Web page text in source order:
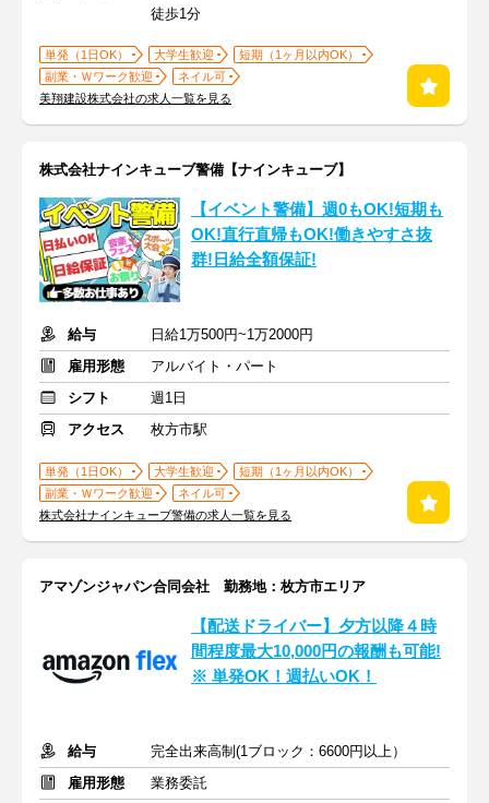
徒歩1分
単発（1日OK） 大学生歓迎
短期（1ヶ月以内OK）
副業・Ｗワーク歓迎
ネイル可
美翔建設株式会社の求人一覧を見る
株式会社ナインキューブ警備【ナインキューブ】
【イベント警備】週0もOK!短期も
OK!直行直帰もOK!働きやすさ抜
群!日給全額保証!
給与
日給1万500円~1万2000円
雇用形態
アルバイト・パート
シフト
週1日
アクセス
枚方市駅
単発（1日OK） 大学生歓迎
短期（1ヶ月以内OK）
副業・Ｗワーク歓迎
ネイル可
株式会社ナインキューブ警備の求人一覧を見る
アマゾンジャパン合同会社 勤務地：枚方市エリア
【配送ドライバー】夕方以降４時
間程度最大10,000円の報酬も可能!
※ 単発OK！週払いOK！
給与
完全出来高制(1ブロック：6600円以上）
雇用形態
業務委託